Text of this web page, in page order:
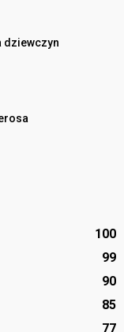
dziewczyn
100
99
90
85
77